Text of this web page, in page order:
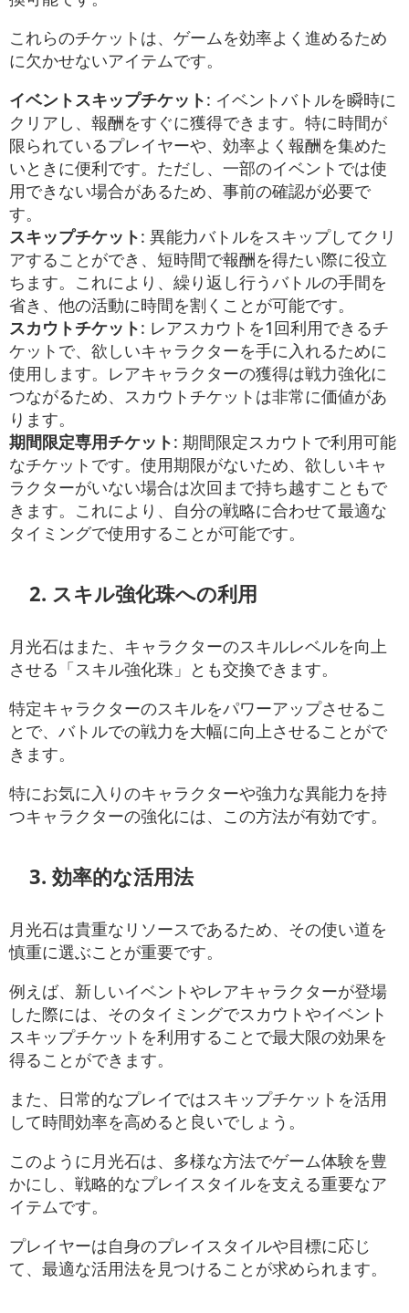
これらのチケットは、ゲームを効率よく進めるため
に欠かせないアイテムです。
イベントスキップチケット: イベントバトルを瞬時に
クリアし、報酬をすぐに獲得できます。特に時間が
限られているプレイヤーや、効率よく報酬を集めた
いときに便利です。ただし、一部のイベントでは使
用できない場合があるため、事前の確認が必要で
す。
スキップチケット: 異能力バトルをスキップしてクリ
アすることができ、短時間で報酬を得たい際に役立
ちます。これにより、繰り返し行うバトルの手間を
省き、他の活動に時間を割くことが可能です。
スカウトチケット: レアスカウトを1回利用できるチ
ケットで、欲しいキャラクターを手に入れるために
使用します。レアキャラクターの獲得は戦力強化に
つながるため、スカウトチケットは非常に価値があ
ります。
期間限定専用チケット: 期間限定スカウトで利用可能
なチケットです。使用期限がないため、欲しいキャ
ラクターがいない場合は次回まで持ち越すこともで
きます。これにより、自分の戦略に合わせて最適な
タイミングで使用することが可能です。
2. スキル強化珠への利用
月光石はまた、キャラクターのスキルレベルを向上
させる「スキル強化珠」とも交換できます。
特定キャラクターのスキルをパワーアップさせるこ
とで、バトルでの戦力を大幅に向上させることがで
きます。
特にお気に入りのキャラクターや強力な異能力を持
つキャラクターの強化には、この方法が有効です。
3. 効率的な活用法
月光石は貴重なリソースであるため、その使い道を
慎重に選ぶことが重要です。
例えば、新しいイベントやレアキャラクターが登場
した際には、そのタイミングでスカウトやイベント
スキップチケットを利用することで最大限の効果を
得ることができます。
また、日常的なプレイではスキップチケットを活用
して時間効率を高めると良いでしょう。
このように月光石は、多様な方法でゲーム体験を豊
かにし、戦略的なプレイスタイルを支える重要なア
イテムです。
プレイヤーは自身のプレイスタイルや目標に応じ
て、最適な活用法を見つけることが求められます。